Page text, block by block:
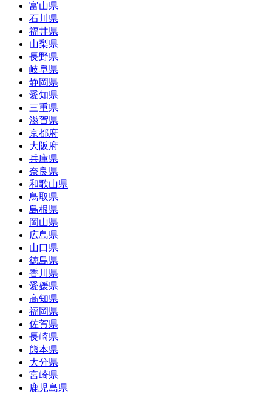
富山県
石川県
福井県
山梨県
長野県
岐阜県
静岡県
愛知県
三重県
滋賀県
京都府
大阪府
兵庫県
奈良県
和歌山県
鳥取県
島根県
岡山県
広島県
山口県
徳島県
香川県
愛媛県
高知県
福岡県
佐賀県
長崎県
熊本県
大分県
宮崎県
鹿児島県